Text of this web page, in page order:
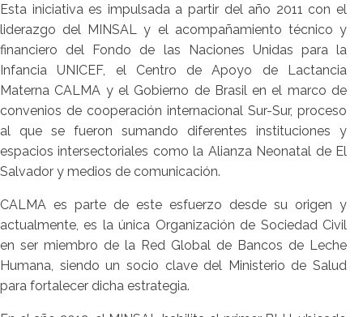
Esta iniciativa es impulsada a partir del año 2011 con el
liderazgo del MINSAL y el acompañamiento técnico y
financiero del Fondo de las Naciones Unidas para la
Infancia UNICEF, el Centro de Apoyo de Lactancia
Materna CALMA y el Gobierno de Brasil en el marco de
convenios de cooperación internacional Sur-Sur, proceso
al que se fueron sumando diferentes instituciones y
espacios intersectoriales como la Alianza Neonatal de El
Salvador y medios de comunicación.
CALMA es parte de este esfuerzo desde su origen y
actualmente, es la única Organización de Sociedad Civil
en ser miembro de la Red Global de Bancos de Leche
Humana, siendo un socio clave del Ministerio de Salud
para fortalecer dicha estrategia.